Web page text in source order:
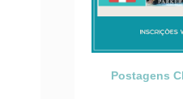
Postagens